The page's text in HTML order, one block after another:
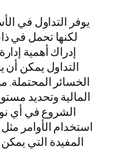
يوفر التداول في
لكنها تحمل في
إدراك أهمية
التداول يمكن أن
الخسائر المحتملة.
المالية وتحديد
الشروع في أي
استخدام الأوامر
المفيدة التي